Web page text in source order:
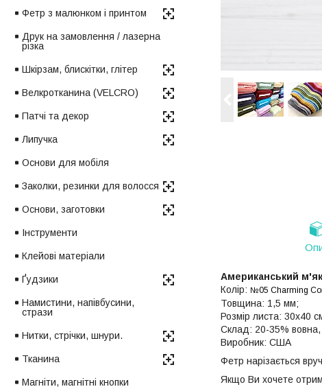
Американський
Колір: №05 Charming
Товщина: 1,5 мм;
Розмір листа: 30х40
Склад: 20-35% вовна,
Виробник: США
Фетр нарізається
Якщо Ви хочете
Фетр з малюнком і принтом
Друк на замовлення / лазерна
різка
Шкірзам, блискітки, глітер
Велкротканина (VELCRO)
Патчі та декор
Липучка
Основи для мобіля
Заколки, резинки для волосся
Основи, заготовки
Інструменти
Клейові матеріали
Ґудзики
Намистини, напівбусини,
стрази
Нитки, стрічки, шнури.
Тканина
Магніти, магнітні кнопки